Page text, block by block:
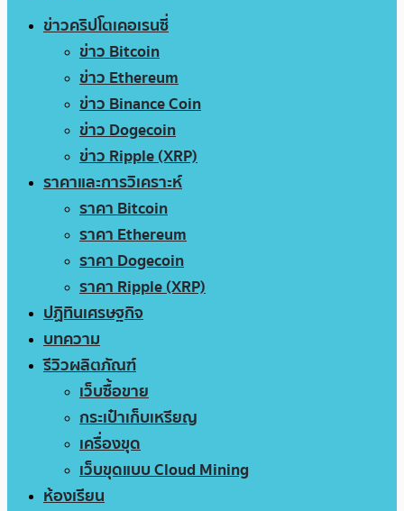
ข่าวคริปโตเคอเรนซี่
ข่าว Bitcoin
ข่าว Ethereum
ข่าว Binance Coin
ข่าว Dogecoin
ข่าว Ripple (XRP)
ราคาและการวิเคราะห์
ราคา Bitcoin
ราคา Ethereum
ราคา Dogecoin
ราคา Ripple (XRP)
ปฏิทินเศรษฐกิจ
บทความ
รีวิวผลิตภัณฑ์
เว็บซื้อขาย
กระเป๋าเก็บเหรียญ
เครื่องขุด
เว็บขุดแบบ Cloud Mining
ห้องเรียน